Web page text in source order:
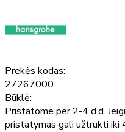
Prekės kodas:
27267000
Būklė:
Pristatome per 2-4 d.d.
pristatymas gali užtrukti iki